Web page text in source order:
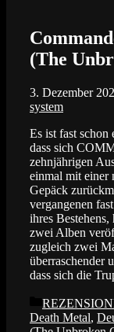
(The
3. Dezember
system
Es ist fast schon
dass sich
zehnjährigen
einmal mit einer
Gepäck
vergangenen
ihres
zwei Alben
zugleich zwei
überraschender
dass sich die
Kategorien
Death Metal,